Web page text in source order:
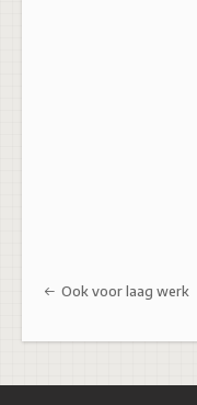
Post navigation
Ook voor laag werk